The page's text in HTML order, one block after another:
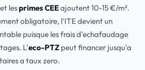
lesprimes CEEajoutent 10-15 €/m².
obligatoire, l'ITE devient un
puisque les frais d'echafaudage
L'eco-PTZ peut financer jusqu'a
a taux zero.